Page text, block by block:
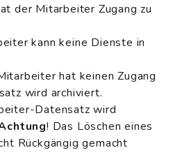
der Mitarbeiter Zugang zu
kann keine Dienste in
hat keinen Zugang
wird archiviert.
Datensatz wird
! Das Löschen eines
Rückgängig gemacht